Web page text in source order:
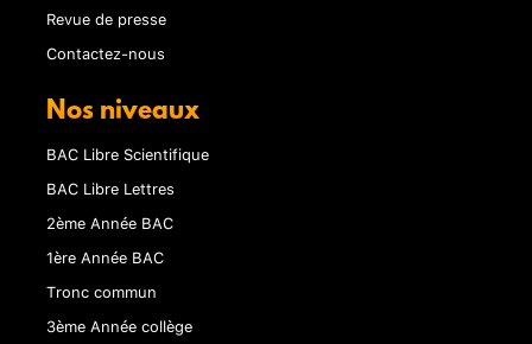
Revue de presse
Contactez-nous
Nos niveaux
BAC Libre Scientifique
BAC Libre Lettres
2ème Année BAC
1ère Année BAC
Tronc commun
3ème Année collège